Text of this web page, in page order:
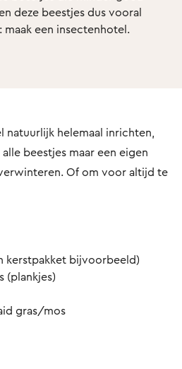
deze beestjes dus vooral
een insectenhotel.
natuurlijk helemaal inrichten,
beestjes maar een eigen
Of om voor altijd te
kerstpakket bijvoorbeeld)
(plankjes)
gras/mos